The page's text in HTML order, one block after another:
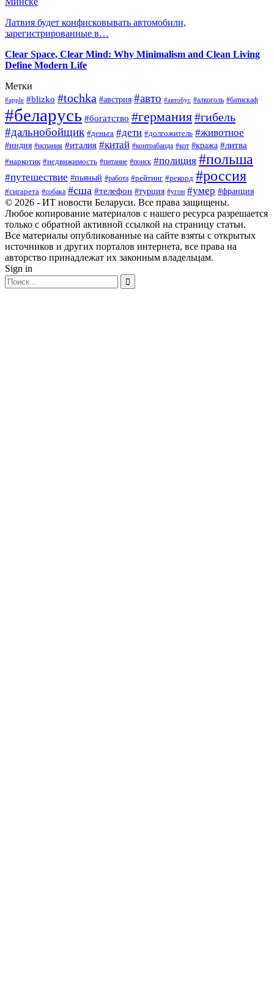
Латвия будет конфисковывать автомобили,
зарегистрированные в…
Clear Space, Clear Mind: Why Minimalism and Clean Living
Define Modern Life
Метки
#apple #blizko #tochka #австрия #авто #автобус #алкоголь #батискаф
#беларусь #богатство #германия#гибель
#дальнобойщик #деньга #дети #долгожитель #животное
#индия #испания #италия #китай #контрабанда #кот #кража #литва
#наркотик #недвижимость #питание #поиск #полиция #польша
#путешествие #пьяный #работа #рейтинг #рекорд #россия
#сигарета #собака #сша #телефон #турция #угон #умер #франция
© 2026 - ИТ новости Беларуси. Все права защищены.
Любое копирование материалов с нашего ресурса разрешается
только с обратной активной ссылкой на страницу статьи.
Все материалы опубликованные на сайте взяты с открытых
источников и других порталов интернета, все права на
авторство принадлежат их законным владельцам.
Sign in